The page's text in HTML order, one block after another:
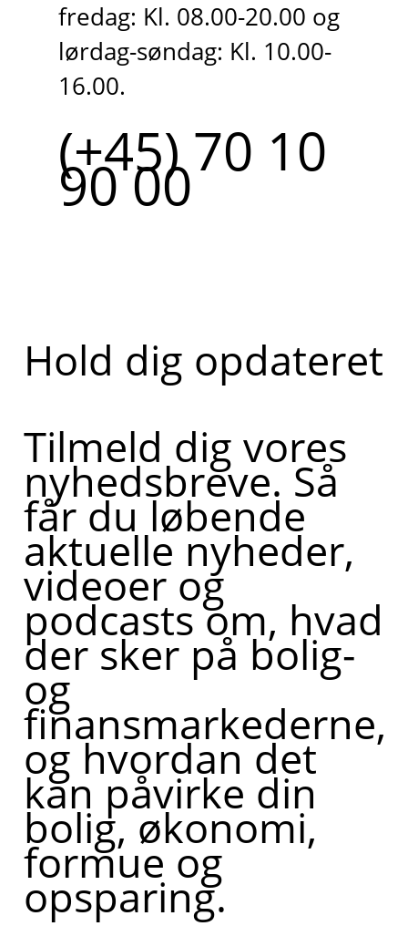
fredag: Kl. 08.00-20.00 og
lørdag-søndag: Kl. 10.00-
16.00.
(+45) 70 10
90 00
Hold dig opdateret
Tilmeld dig vores
nyhedsbreve. Så
får du løbende
aktuelle nyheder,
videoer og
podcasts om, hvad
der sker på bolig-
og
finansmarkederne,
og hvordan det
kan påvirke din
bolig, økonomi,
formue og
opsparing.